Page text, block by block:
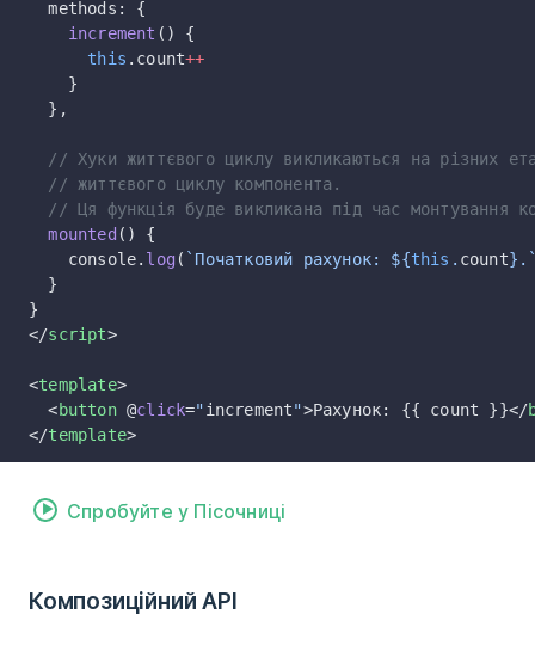
  methods: {
    increment
() {
      this
.count++
    }
  },
// Хуки життєвого циклу викликаються на різних
  // життєвого циклу компонента.
// Ця функція буде викликана під час монтування
  mounted
() {
    console.
log ( `Початковий рахунок: ${this . count
  }
}
</script>
<template>
  <
button @click="increment">Рахунок: {{ count }}</
</template>
Спробуйте у Пісочниці
Композиційний API